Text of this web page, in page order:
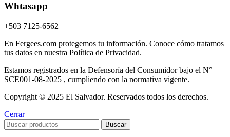
Whtasapp
+503 7125-6562
En Fergees.com protegemos tu información. Conoce cómo tratamos
tus datos en nuestra Política de Privacidad.
Estamos registrados en la Defensoría del Consumidor bajo el N°
SCE001-08-2025 , cumpliendo con la normativa vigente.
Copyright © 2025 El Salvador. Reservados todos los derechos.
Cerrar
Buscar